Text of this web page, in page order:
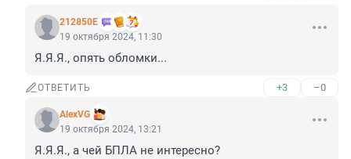
212850Е
19 октября 2024, 11:30
Я.Я.Я., опять обломки...
ОТВЕТИТЬ +3 –0
AlexVG
19 октября 2024, 13:21
Я.Я.Я., а чей БПЛА не интересно?